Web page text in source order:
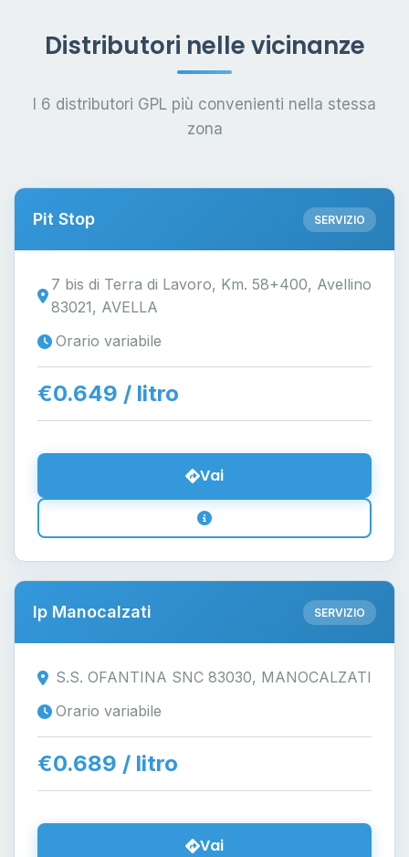
Distributori nelle vicinanze
I 6 distributori GPL più convenienti nella stessa
zona
Pit Stop SERVIZIO
7 bis di Terra di Lavoro, Km. 58+400, Avellino
83021, AVELLA
Orario variabile
€0.649 / litro
Vai
Ip Manocalzati SERVIZIO
S.S. OFANTINA SNC 83030, MANOCALZATI
Orario variabile
€0.689 / litro
Vai